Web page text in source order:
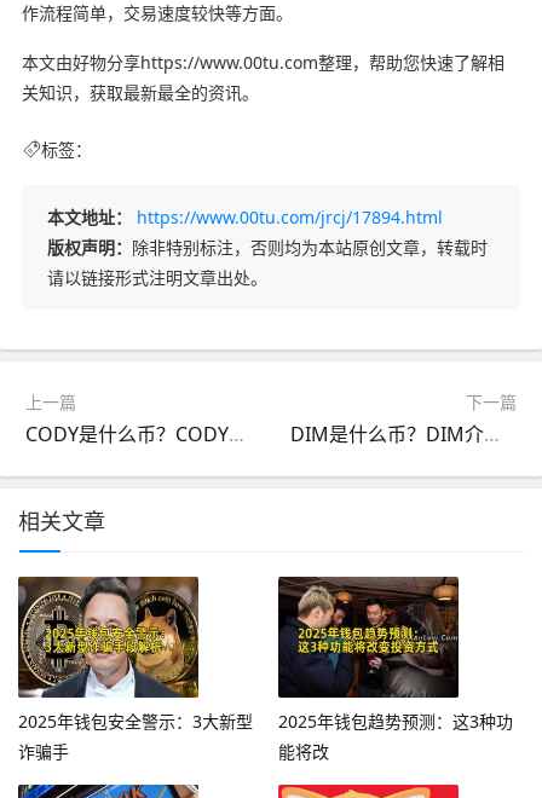
作流程简单，交易速度较快等方面。
本文由好物分享https://www.00tu.com整理，帮助您快速了解相
关知识，获取最新最全的资讯。
标签：
本文地址：
https://www.00tu.com/jrcj/17894.html
版权声明： 除非特别标注，否则均为本站原创文章，转载时
请以链接形式注明文章出处。
上一篇
CODY是什么币？CODY介绍货币价格，官网总量和交易平台
下一篇
DIM是什么币？DIM介绍货币价格，官网总量和交易平台
相关文章
2025年钱包安全警示：3大新型
诈骗手
2025年钱包趋势预测：这3种功
能将改